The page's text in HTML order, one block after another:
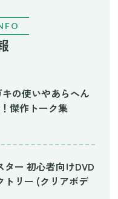
の使いやあらへん
傑作トーク集
ター 初心者向けDVD
トリー (クリアボデ